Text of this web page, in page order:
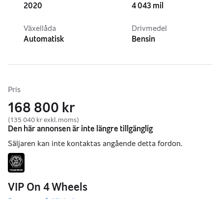
2020
4 043 mil
Växellåda
Automatisk
Drivmedel
Bensin
Pris
168 800 kr
(135 040 kr exkl. moms)